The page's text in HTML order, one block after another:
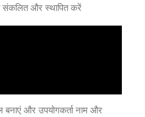
संकलित और स्थापित करें
और उपयोगकर्ता नाम और